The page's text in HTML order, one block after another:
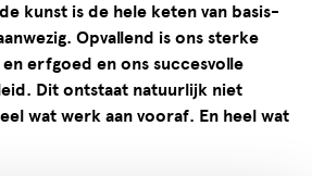
kunst is de hele keten van basis-
Opvallend is ons sterke
erfgoed en ons succesvolle
Dit ontstaat natuurlijk niet
wat werk aan vooraf. En heel wat